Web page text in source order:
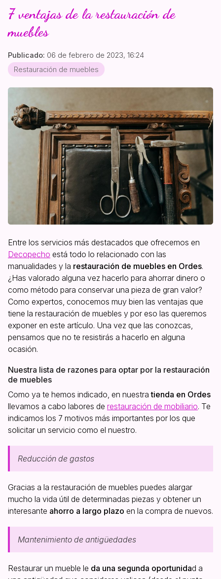
7 ventajas de la restauración de
muebles
Publicado: 06 de febrero de 2023, 16:24
Restauración de muebles
Entre los servicios más destacados que ofrecemos en
Decopecho está todo lo relacionado con las
manualidades y la restauración de muebles en Ordes.
¿Has valorado alguna vez hacerlo para ahorrar dinero o
como método para conservar una pieza de gran valor?
Como expertos, conocemos muy bien las ventajas que
tiene la restauración de muebles y por eso las queremos
exponer en este artículo. Una vez que las conozcas,
pensamos que no te resistirás a hacerlo en alguna
ocasión.
Nuestra lista de razones para optar por la restauración
de muebles
Como ya te hemos indicado, en nuestratienda en Ordes
llevamos a cabo labores de restauración de mobiliario. Te
indicamos los 7 motivos más importantes por los que
solicitar un servicio como el nuestro.
Reducción de gastos
Gracias a la restauración de muebles puedes alargar
mucho la vida útil de determinadas piezas y obtener un
interesante ahorro a largo plazo en la compra de nuevos.
Mantenimiento de antigüedades
Restaurar un mueble le da una segunda oportunidad a